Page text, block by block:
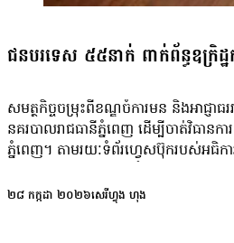
ជនបរទេស ៥៥នាក់ ពាក់ព័ន្ធឧក្រិដ្
សមត្ថកិច្ចចម្រុះពីខណ្ឌចំការមន និងអាជ្ញា
នគរបាលរាជធានីភ្នំពេញ ដើម្បីចាត់វិធានក
ភ្នំពេញ។ តាមរយៈទំព័រហ្វេសប៊ុករបស់អធិកា
ខ្លួនមនុស្សសរុបចំនួន ៥៥នាក់ ក្នុងនោះមាន
២៨ កក្កដា ២០២៦សេរីហ្វុង ហុង